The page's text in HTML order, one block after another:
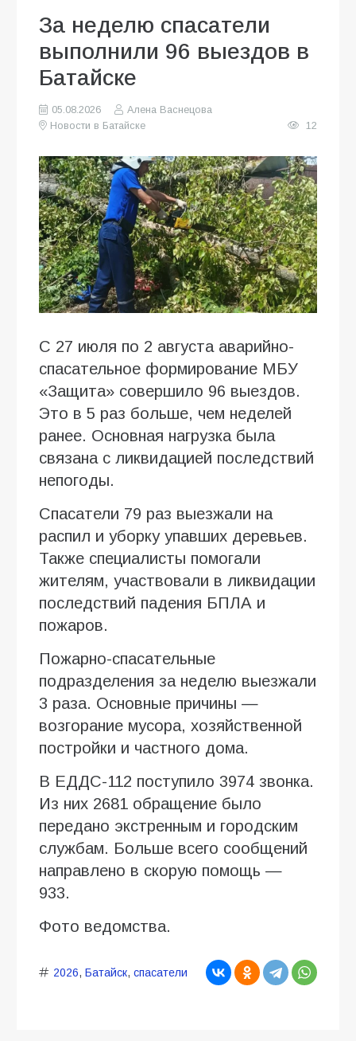
За неделю спасатели
выполнили 96 выездов в
Батайске
05.08.2026
Алена Васнецова
Новости в Батайске
12
С 27 июля по 2 августа аварийно-
спасательное формирование МБУ
«Защита» совершило 96 выездов.
Это в 5 раз больше, чем неделей
ранее. Основная нагрузка была
связана с ликвидацией последствий
непогоды.
Спасатели 79 раз выезжали на
распил и уборку упавших деревьев.
Также специалисты помогали
жителям, участвовали в ликвидации
последствий падения БПЛА и
пожаров.
Пожарно-спасательные
подразделения за неделю выезжали
3 раза. Основные причины —
возгорание мусора, хозяйственной
постройки и частного дома.
В ЕДДС-112 поступило 3974 звонка.
Из них 2681 обращение было
передано экстренным и городским
службам. Больше всего сообщений
направлено в скорую помощь —
933.
Фото ведомства.
2026, Батайск, спасатели